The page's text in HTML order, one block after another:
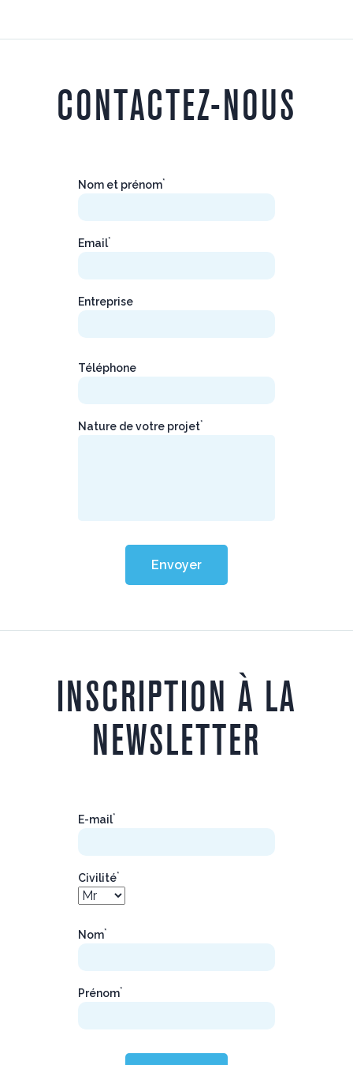
CONTACTEZ-NOUS
Nom et prénom*
Email*
Entreprise
Téléphone
Nature de votre projet*
Envoyer
INSCRIPTION À LA
NEWSLETTER
E-mail*
Civilité*
Nom*
Prénom*